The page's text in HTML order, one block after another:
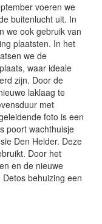
voeren we
buitenlucht uit. In
we ook gebruik van
plaatsten. In het
we de
waar ideale
zijn. Door de
laklaag te
met
foto is een
poort wachthuisje
Den Helder. Deze
Door het
en de nieuwe
behuizing een